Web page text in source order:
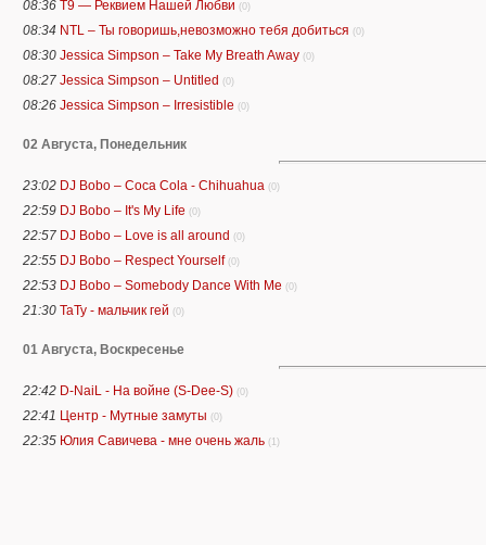
08:36 Т9 — Реквием Нашей Любви (0)
08:34 NTL – Ты говоришь,невозможно тебя добиться (0)
08:30 Jessica Simpson – Take My Breath Away (0)
08:27 Jessica Simpson – Untitled (0)
08:26 Jessica Simpson – Irresistible (0)
02 Августа, Понедельник
23:02 DJ Bobo – Coca Cola - Chihuahua (0)
22:59 DJ Bobo – It's My Life (0)
22:57 DJ Bobo – Love is all around (0)
22:55 DJ Bobo – Respect Yourself (0)
22:53 DJ Bobo – Somebody Dance With Me (0)
21:30 ТаТу - мальчик гей (0)
01 Августа, Воскресенье
22:42 D-NaiL - На войне (S-Dee-S) (0)
22:41 Центр - Мутные замуты (0)
22:35 Юлия Савичева - мне очень жаль (1)